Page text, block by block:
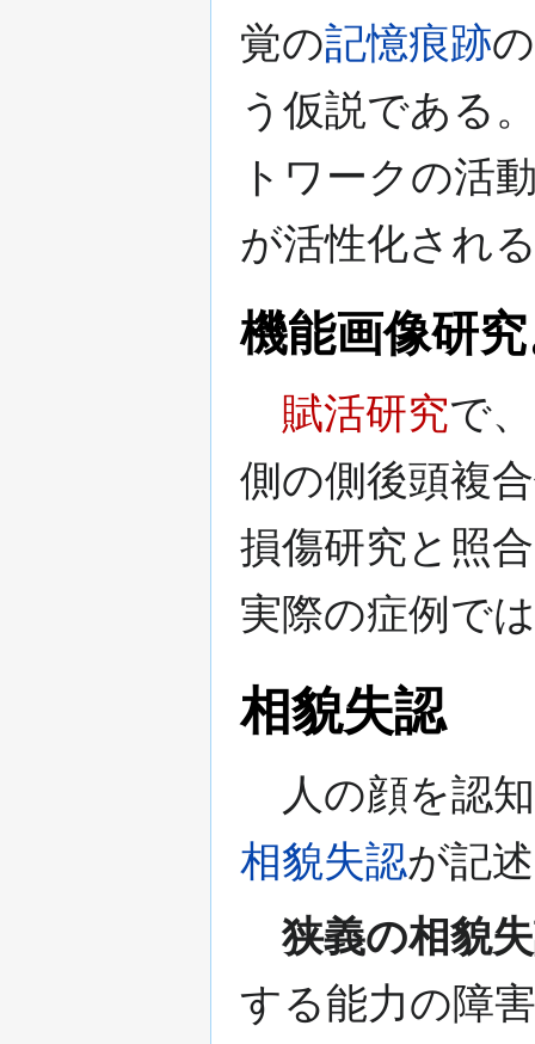
覚の記憶痕跡
う仮説である
トワークの活
が活性化され
機能画像研
賦活研究で
側の側後頭複
損傷研究と照
実際の症例で
相貌失認
人の顔を認
相貌失認が記
狭義の相貌
する能力の障